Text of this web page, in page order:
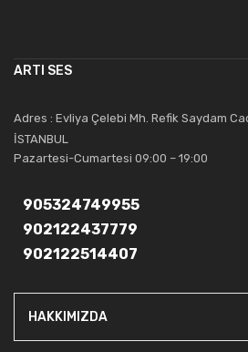
saygıdeğer yerini kazanmıştır.
Artı Ses, güler yüzü ve deneyimi ile bu gün
güvenebileceğiniz bir tercihtir.
ARTI SES
Adres : Evliya Çelebi Mh. Refik Saydam
İSTANBUL
Pazartesi-Cumartesi 09:00 – 19:00
905324749955
902122437779
902122514407
HAKKIMIZDA